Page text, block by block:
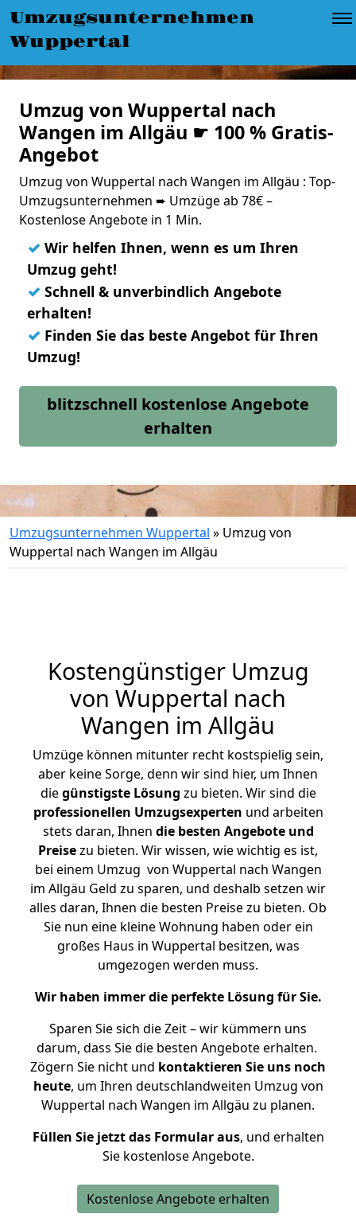
Umzugsunternehmen
Wuppertal
Umzug von Wuppertal nach
Wangen im Allgäu ☛ 100 % Gratis-
Angebot
Umzug von Wuppertal nach Wangen im Allgäu : Top-
Umzugsunternehmen ➨ Umzüge ab 78€ –
Kostenlose Angebote in 1 Min.
✓ Wir helfen Ihnen, wenn es um Ihren
Umzug geht!
✓ Schnell & unverbindlich Angebote
erhalten!
✓ Finden Sie das beste Angebot für Ihren
Umzug!
blitzschnell kostenlose Angebote
erhalten
Umzugsunternehmen Wuppertal » Umzug von
Wuppertal nach Wangen im Allgäu
Kostengünstiger Umzug
von Wuppertal nach
Wangen im Allgäu
Umzüge können mitunter recht kostspielig sein,
aber keine Sorge, denn wir sind hier, um Ihnen
diegünstigste Lösung zu bieten. Wir sind die
professionellen Umzugsexperten und arbeiten
stets daran, Ihnen die besten Angebote und
Preisezu bieten. Wir wissen, wie wichtig es ist,
bei einem Umzug von Wuppertal nach Wangen
im Allgäu Geld zu sparen, und deshalb setzen wir
alles daran, Ihnen die besten Preise zu bieten. Ob
Sie nun eine kleine Wohnung haben oder ein
großes Haus in Wuppertal besitzen, was
umgezogen werden muss.
Wir haben immer die perfekte Lösung für Sie.
Sparen Sie sich die Zeit – wir kümmern uns
darum, dass Sie die besten Angebote erhalten.
Zögern Sie nicht und kontaktieren Sie uns noch
heute, um Ihren deutschlandweiten Umzug von
Wuppertal nach Wangen im Allgäu zu planen.
Füllen Sie jetzt das Formular aus, und erhalten
Sie kostenlose Angebote.
Kostenlose Angebote erhalten